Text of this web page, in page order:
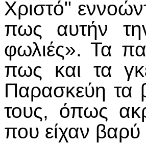
Χριστό"
πως αυτήν
φωλιές». Τα
πως και τα
Παρασκεύη τα
τους, όπως
που είχαν